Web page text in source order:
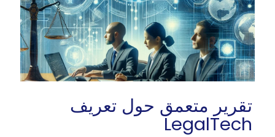
تقرير متعمق حول تعريف
LegalTech